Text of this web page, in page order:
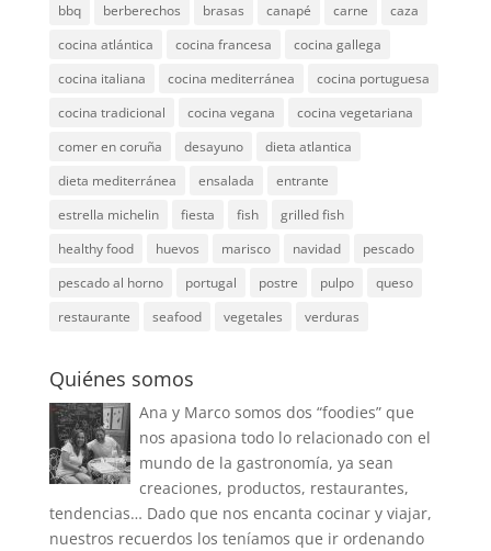
bbq
berberechos brasas canapé carne
caza
cocina atlántica
cocina francesa
cocina gallega
cocina italiana
cocina mediterránea
cocina portuguesa
cocina tradicional
cocina vegana
cocina vegetariana
comer en coruña
desayuno
dieta atlantica
dieta mediterránea
ensalada
entrante
estrella michelin
fiesta fish
grilled fish
healthy food
huevos marisco navidad
pescado
pescado al horno
portugal postre pulpo
queso
restaurante
seafood vegetales verduras
Quiénes somos
Ana y Marco somos dos “foodies” que
nos apasiona todo lo relacionado con el
mundo de la gastronomía, ya sean
creaciones, productos, restaurantes,
tendencias… Dado que nos encanta cocinar y viajar,
nuestros recuerdos los teníamos que ir ordenando